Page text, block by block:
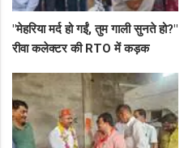
"मेहरिया मर्द हो गईं, तुम गाली सुनते हो?"
रीवा कलेक्टर की RTO में कड़क